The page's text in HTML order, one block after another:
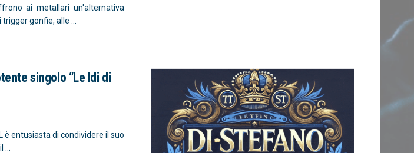
ai metallari un'alternativa
gonfie, alle ...
singolo “Le Idi di
entusiasta di condividere il suo